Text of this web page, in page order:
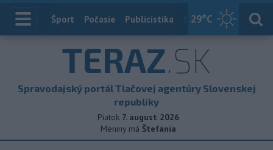
29°C
Index
Šport Počasie Publicistika Slovensko
TERAZ.SK
Spravodajský portál Tlačovej agentúry Slovenskej
republiky
Piatok 7. august 2026
Meniny má Štefánia